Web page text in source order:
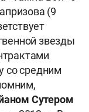
(9
звезды
со средним
Сутером